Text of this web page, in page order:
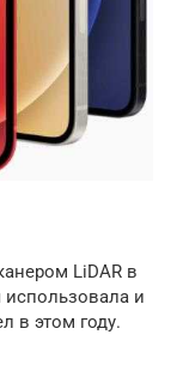
LiDAR в
и
в этом году.